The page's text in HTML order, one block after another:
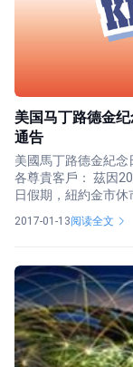
美国马丁路德金
通告
美國馬丁路德金紀
各尊貴客戶： 茲因
日假期，紐約金市
2017-01-13阅读全文